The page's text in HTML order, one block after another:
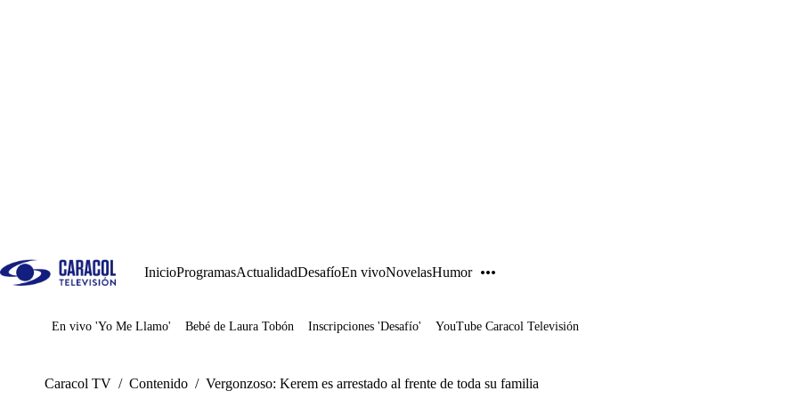
InicioProgramasActualidadDesafíoEn vivoNovelasHumor
Juegos
En vivo 'Yo Me Llamo' Bebé de Laura Tobón Inscripciones 'Desafío' YouTube Caracol Televisión
Caracol TV / Contenido / Vergonzoso: Kerem es arrestado al frente de toda su familia